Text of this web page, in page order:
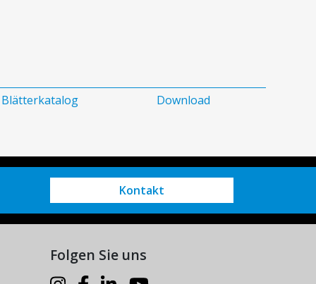
Blätterkatalog Download
Kontakt
Folgen Sie uns